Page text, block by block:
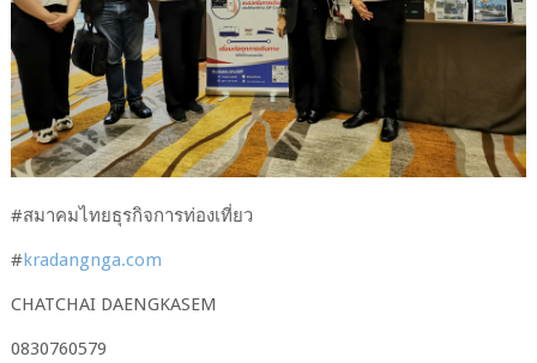
#​สมาคม​ไทย​ธุรกิจ​การท่องเที่ยว
#​kradangnga.com
CHATCHAI​ DAENGKASEM
0830760579​